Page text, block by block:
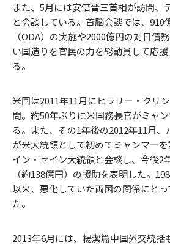
また、5月には安倍晋三首相が訪問、
と会談している。首脳会談では、910
（ODA）の実施や2000億円の対日債
い国造りを官民の力を総動員して応
る。
米国は2011年11月にヒラリー・クリ
問。約50年ぶりに米国務長官がミャ
る。また、その1年後の2012年11月
が米大統領として初めてミャンマー
イン・セイン大統領と会談し、今後2
（約138億円）の援助を表明した。
以来、悪化していた両国の関係にと
た。
2013年6月には、楊潔篇中国外交統括